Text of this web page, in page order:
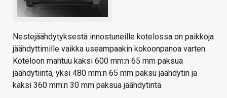
Nestejäähdytyksestä innostuneille kotelossa on paikkoja
jäähdyttimille vaikka useampaakin kokoonpanoa varten.
Koteloon mahtuu kaksi 600 mm:n 65 mm paksua
jäähdytiintä, yksi 480 mm:n 65 mm paksu jäähdytin ja
kaksi 360 mm:n 30 mm paksua jäähdytintä.